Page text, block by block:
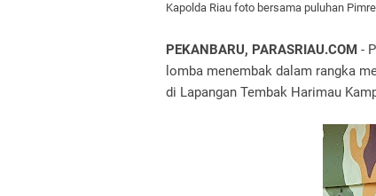
Kapolda Riau foto bersama puluhan
PEKANBARU, PARASRIAU.COM -
lomba menembak dalam rangka
di Lapangan Tembak Harimau